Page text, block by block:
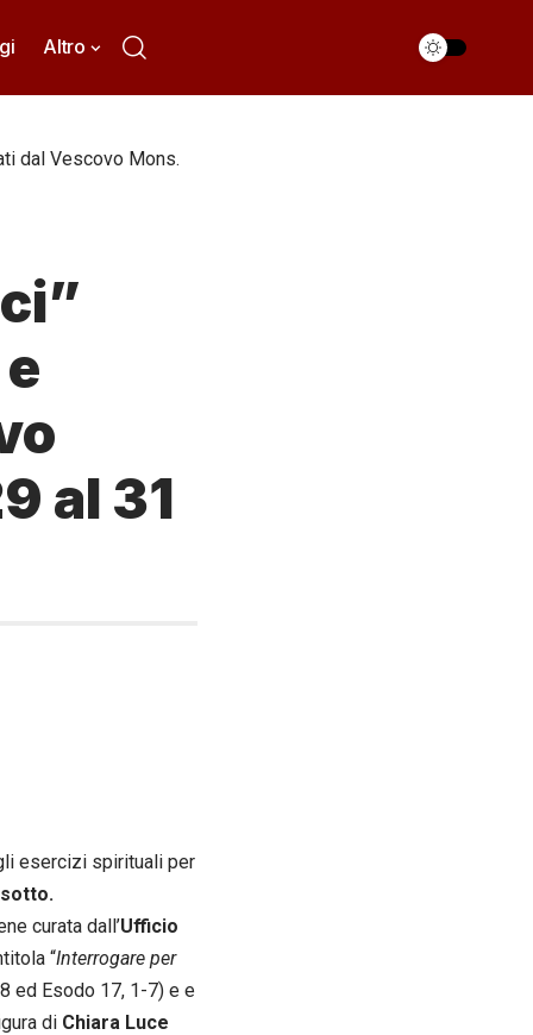
Altro
dal Vescovo Mons.
al 31
esercizi spirituali per
curata dall’Ufficio
“Interrogare per
ed Esodo 17, 1-7) e e
di Chiara Luce